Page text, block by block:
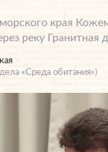
края
реку Гранитная
«Среда обитания»)